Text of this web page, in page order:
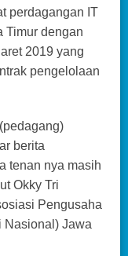
perdagangan IT
Timur dengan
2019 yang
pengelolaan
berita
tenan nya masih
Okky Tri
Pengusaha
Nasional) Jawa